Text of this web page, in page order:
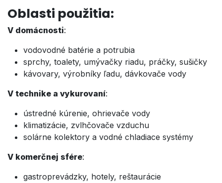
Oblasti použitia:
V domácnosti:
vodovodné batérie a potrubia
sprchy, toalety, umývačky riadu, práčky, sušičky
kávovary, výrobníky ľadu, dávkovače vody
V technike a vykurovaní:
ústredné kúrenie, ohrievače vody
klimatizácie, zvlhčovače vzduchu
solárne kolektory a vodné chladiace systémy
V komerčnej sfére:
gastroprevádzky, hotely, reštaurácie